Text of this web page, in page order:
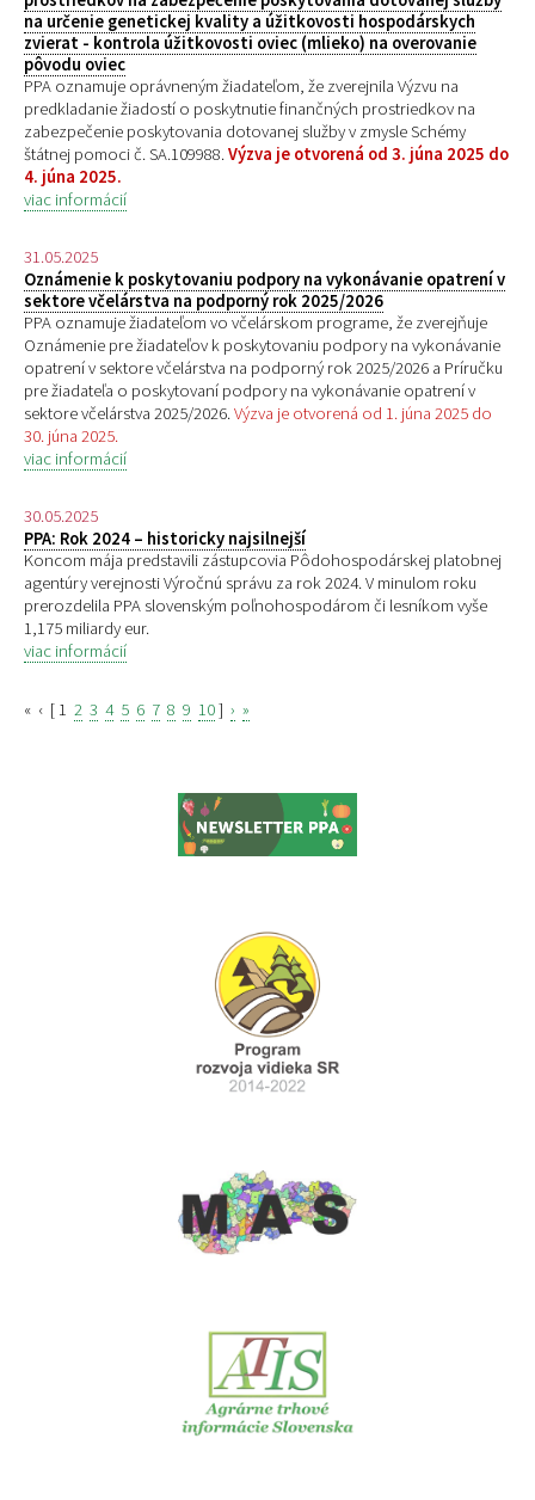
na určenie genetickej kvality a úžitkovosti hospodárskych
zvierat - kontrola úžitkovosti oviec (mlieko) na overovanie
pôvodu oviec
PPA oznamuje oprávneným žiadateľom, že zverejnila Výzvu na
predkladanie žiadostí o poskytnutie finančných prostriedkov na
zabezpečenie poskytovania dotovanej služby v zmysle Schémy
štátnej pomoci č. SA.109988.Výzva je otvorená od 3. júna 2025 do
4. júna 2025.
viac informácií
31.05.2025
Oznámenie k poskytovaniu podpory na vykonávanie opatrení v
sektore včelárstva na podporný rok 2025/2026
PPA oznamuje žiadateľom vo včelárskom programe, že zverejňuje
Oznámenie pre žiadateľov k poskytovaniu podpory na vykonávanie
opatrení v sektore včelárstva na podporný rok 2025/2026 a Príručku
pre žiadateľa o poskytovaní podpory na vykonávanie opatrení v
sektore včelárstva 2025/2026.Výzva je otvorená od 1. júna 2025 do
30. júna 2025.
viac informácií
30.05.2025
PPA: Rok 2024 – historicky najsilnejší
Koncom mája predstavili zástupcovia Pôdohospodárskej platobnej
agentúry verejnosti Výročnú správu za rok 2024. V minulom roku
prerozdelila PPA slovenským poľnohospodárom či lesníkom vyše
1,175 miliardy eur.
viac informácií
« ‹ [ 1 2 3 4 5 6 7 8 9 10] › »